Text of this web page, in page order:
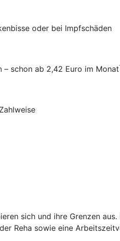
oder bei Impfschäden
– schon ab 2,42 Euro im Monat
sich und ihre Grenzen
Reha sowie eine